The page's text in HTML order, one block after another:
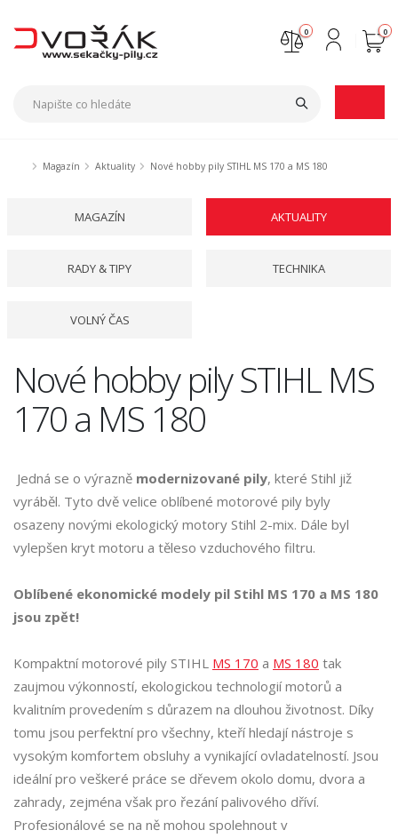
0
0
Magazín Aktuality Nové hobby pily STIHL MS 170 a MS 180
MAGAZÍN AKTUALITY
RADY & TIPY TECHNIKA
VOLNÝ ČAS
Nové hobby pily STIHL MS
170 a MS 180
Jedná se o výrazně modernizované pily, které Stihl již
vyráběl. Tyto dvě velice oblíbené motorové pily byly
osazeny novými ekologický motory Stihl 2-mix. Dále byl
vylepšen kryt motoru a těleso vzduchového filtru.
Oblíbené ekonomické modely pil Stihl MS 170 a MS 180
jsou zpět!
Kompaktní motorové pily STIHL MS 170 a MS 180 tak
zaujmou výkonností, ekologickou technologií motorů a
kvalitním provedením s důrazem na dlouhou životnost. Díky
tomu jsou perfektní pro všechny, kteří hledají nástroje s
vysokým komfortem obsluhy a vynikající ovladatelností. Jsou
ideální pro veškeré práce se dřevem okolo domu, dvora a
zahrady, zejména však pro řezání palivového dříví.
Profesionálové se na ně mohou spolehnout v